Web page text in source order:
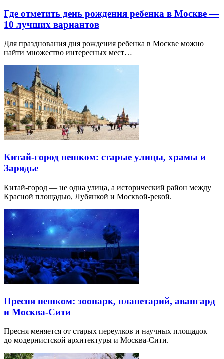
Где отметить день рождения ребенка в Москве —
10 лучших вариантов
Для празднования дня рождения ребенка в Москве можно
найти множество интересных мест…
Китай-город пешком: старые улицы, храмы и
Зарядье
Китай-город — не одна улица, а исторический район между
Красной площадью, Лубянкой и Москвой-рекой.
Пресня пешком: зоопарк, планетарий, авангард
и Москва-Сити
Пресня меняется от старых переулков и научных площадок
до модернистской архитектуры и Москва-Сити.